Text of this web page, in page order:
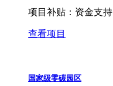
项目补贴： 资金支持
查看项目
国家级零碳园区